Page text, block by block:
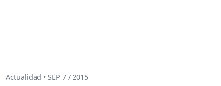
Actualidad • SEP 7 / 2015